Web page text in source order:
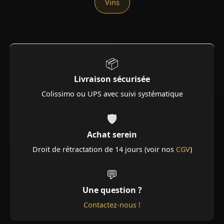
Vins
📦
Livraison sécurisée
Colissimo ou UPS avec suivi systématique
🛡️
Achat serein
Droit de rétractation de 14 jours (voir nos CGV)
💬
Une question ?
Contactez-nous !